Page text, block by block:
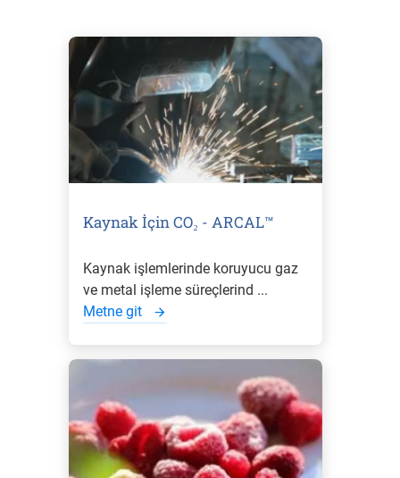
Kaynak İçin CO₂ - ARCAL™
Kaynak işlemlerinde koruyucu gaz
ve metal işleme süreçlerind ...
Metne git